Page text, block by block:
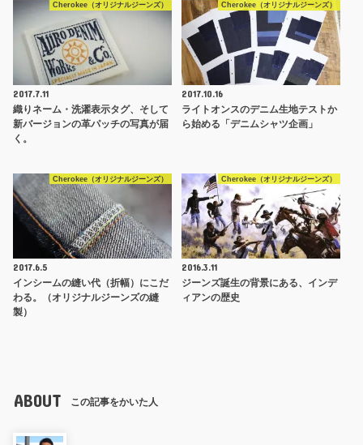
Cherokee（オリジナルジーンズ）
2017.7.11
織りネーム・洗濯表示タグ、そして
新バージョンの革パッチの写真が届
く。
Cherokee（オリジナルジーンズ）
2017.10.16
ライトオンスのデニム生地テストか
ら始める「デニムシャツ企画」
Cherokee（オリジナルジーンズ）
2017.6.5
インシームの縫い代（折幅）にこだ
わる。（オリジナルジーンズの縫
製）
Cherokee（オリジナルジーンズ）
2016.3.11
ジーンズ誕生の背景にある、インデ
ィアンの歴史
ABOUT この記事をかいた人